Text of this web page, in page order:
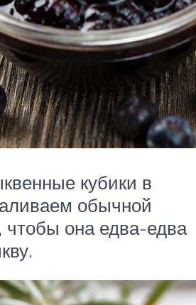
кубики в
обычной
чтобы она едва-едва